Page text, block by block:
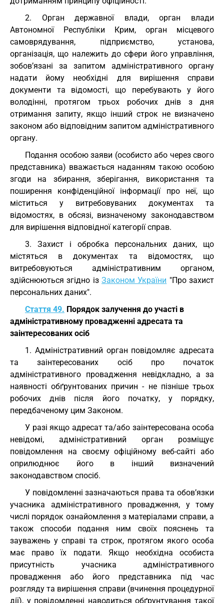
2. Орган державної влади, орган влади
Автономної Республіки Крим, орган місцевого
самоврядування, підприємство, установа,
організація, що належить до сфери його управління,
зобов’язані за запитом адміністративного органу
надати йому необхідні для вирішення справи
документи та відомості, що перебувають у його
володінні, протягом трьох робочих днів з дня
отримання запиту, якщо інший строк не визначено
законом або відповідним запитом адміністративного
органу.
Подання особою заяви (особисто або через свого
представника) вважається наданням такою особою
згоди на збирання, зберігання, використання та
поширення конфіденційної інформації про неї, що
міститься у витребовуваних документах та
відомостях, в обсязі, визначеному законодавством
для вирішення відповідної категорії справ.
3. Захист і обробка персональних даних, що
містяться в документах та відомостях, що
витребовуються адміністративним органом,
здійснюються згідно із Законом України "Про захист
персональних даних".
Стаття 49. Порядок залучення до участі в
адміністративному провадженні адресата та
заінтересованих осіб
1. Адміністративний орган повідомляє адресата
та заінтересованих осіб про початок
адміністративного провадження невідкладно, а за
наявності обґрунтованих причин - не пізніше трьох
робочих днів після його початку, у порядку,
передбаченому цим Законом.
У разі якщо адресат та/або заінтересована особа
невідомі, адміністративний орган розміщує
повідомлення на своєму офіційному веб-сайті або
оприлюднює його в інший визначений
законодавством спосіб.
У повідомленні зазначаються права та обов’язки
учасника адміністративного провадження, у тому
числі порядок ознайомлення з матеріалами справи, а
також способи подання ним своїх пояснень та
зауважень у справі та строк, протягом якого особа
має право їх подати. Якщо необхідна особиста
присутність учасника адміністративного
провадження або його представника під час
розгляду та вирішення справи (вчинення процедурної
дії), у повідомленні наводиться обґрунтування такої